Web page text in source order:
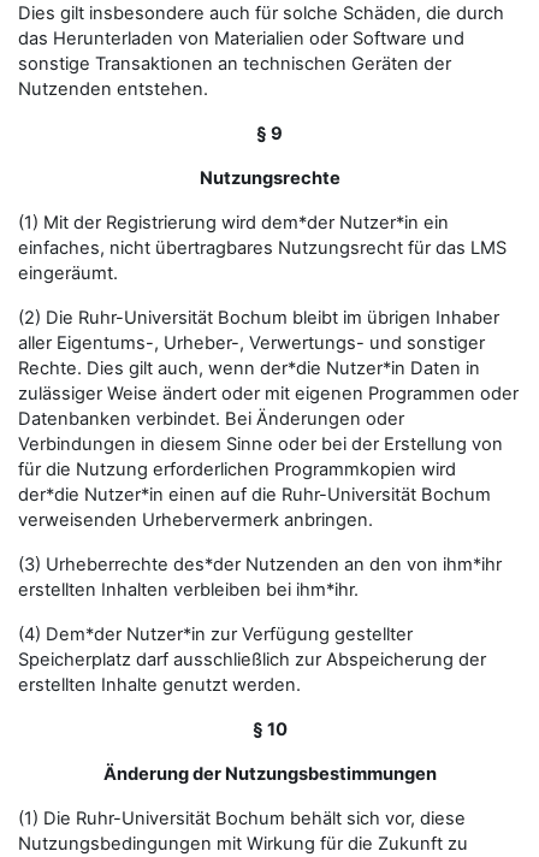
Dies gilt insbesondere auch für solche Schäden, die durch
das Herunterladen von Materialien oder Software und
sonstige Transaktionen an technischen Geräten der
Nutzenden entstehen.
§ 9
Nutzungsrechte
(1) Mit der Registrierung wird dem*der Nutzer*in ein
einfaches, nicht übertragbares Nutzungsrecht für das LMS
eingeräumt.
(2) Die Ruhr-Universität Bochum bleibt im übrigen Inhaber
aller Eigentums-, Urheber-, Verwertungs- und sonstiger
Rechte. Dies gilt auch, wenn der*die Nutzer*in Daten in
zulässiger Weise ändert oder mit eigenen Programmen oder
Datenbanken verbindet. Bei Änderungen oder
Verbindungen in diesem Sinne oder bei der Erstellung von
für die Nutzung erforderlichen Programmkopien wird
der*die Nutzer*in einen auf die Ruhr-Universität Bochum
verweisenden Urhebervermerk anbringen.
(3) Urheberrechte des*der Nutzenden an den von ihm*ihr
erstellten Inhalten verbleiben bei ihm*ihr.
(4) Dem*der Nutzer*in zur Verfügung gestellter
Speicherplatz darf ausschließlich zur Abspeicherung der
erstellten Inhalte genutzt werden.
§ 10
Änderung der Nutzungsbestimmungen
(1) Die Ruhr-Universität Bochum behält sich vor, diese
Nutzungsbedingungen mit Wirkung für die Zukunft zu